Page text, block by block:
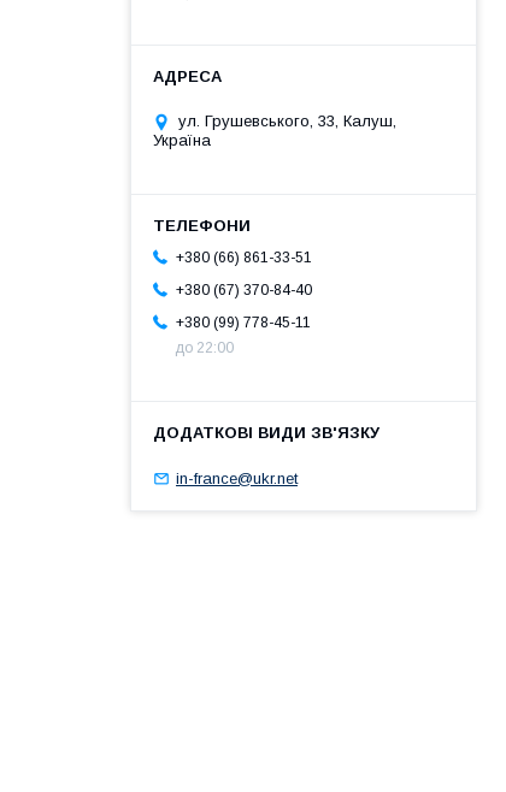
ул. Грушевського, 33, Калуш,
Україна
+380 (66) 861-33-51
+380 (67) 370-84-40
+380 (99) 778-45-11
до 22:00
in-france@ukr.net